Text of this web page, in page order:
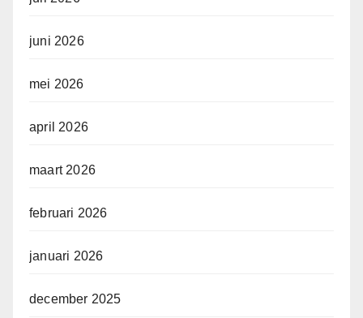
juni 2026
mei 2026
april 2026
maart 2026
februari 2026
januari 2026
december 2025